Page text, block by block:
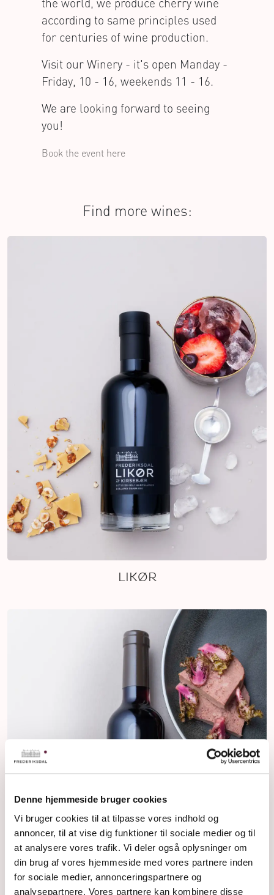
Denne hjemmeside bruger cookies
Vi bruger cookies til at tilpasse vores indhold og
annoncer, til at vise dig funktioner til sociale medier og til
at analysere vores trafik. Vi deler også oplysninger om
din brug af vores hjemmeside med vores partnere inden
for sociale medier, annonceringspartnere og
analysepartnere. Vores partnere kan kombinere disse
the world, we produce cherry wine
according to same principles used
for centuries of wine production.
Visit our Winery - it's open Manday -
Friday, 10 - 16, weekends 11 - 16.
We are looking forward to seeing
you!
Book the event here
Find more wines:
LIKØR